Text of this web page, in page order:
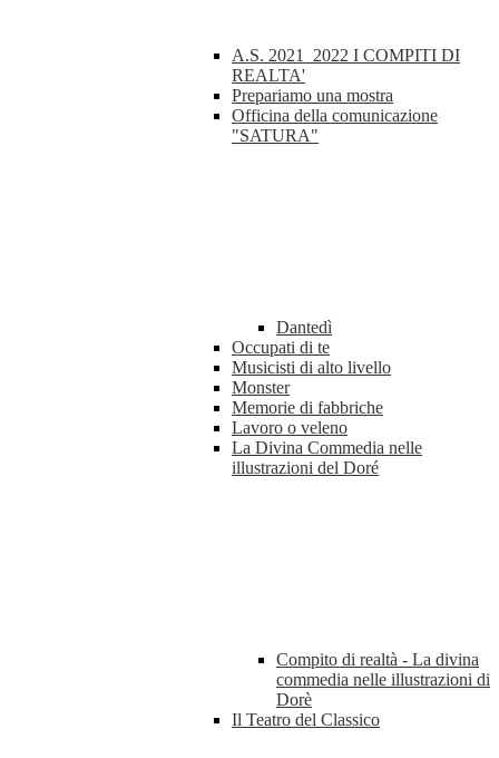
A.S. 2021_2022 I COMPITI DI
REALTA'
Prepariamo una mostra
Officina della comunicazione
"SATURA"
Dantedì
Occupati di te
Musicisti di alto livello
Monster
Memorie di fabbriche
Lavoro o veleno
La Divina Commedia nelle
illustrazioni del Doré
Compito di realtà - La divina
commedia nelle illustrazioni di
Dorè
Il Teatro del Classico